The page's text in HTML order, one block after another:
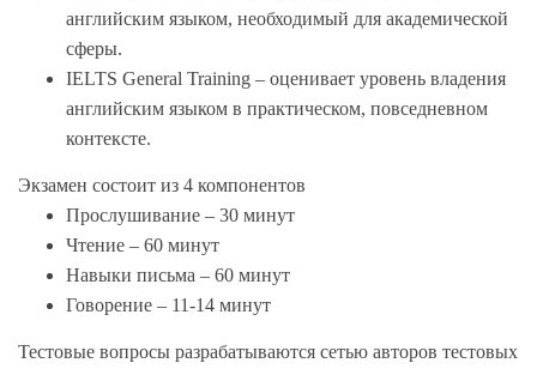
английским языком, необходимый для академической
сферы.
IELTS General Training – оценивает уровень владения
английским языком в практическом, повседневном
контексте.
Экзамен состоит из 4 компонентов
Прослушивание – 30 минут
Чтение – 60 минут
Навыки письма – 60 минут
Говорение – 11-14 минут
Тестовые вопросы разрабатываются сетью авторов тестовых